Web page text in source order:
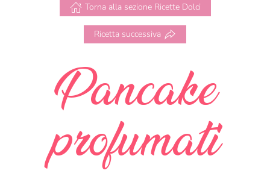
Torna alla sezione Ricette Dolci
Ricetta successiva
Pancake
profumati